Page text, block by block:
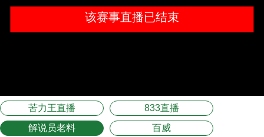
该赛事直播已结束
苦力王直播
833直播
解说员老料
百威